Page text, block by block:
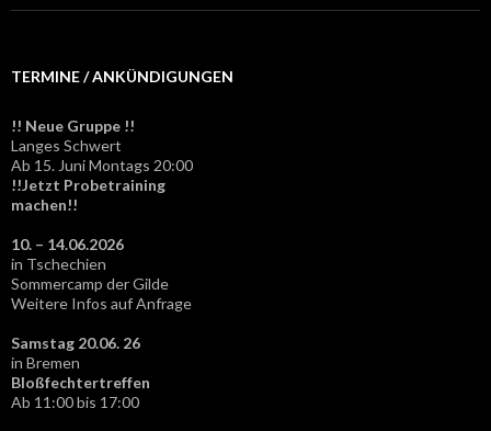
TERMINE / ANKÜNDIGUNGEN
!! Neue Gruppe !!
Langes Schwert
Ab 15. Juni Montags 20:00
!!Jetzt Probetraining
machen!!
10. – 14.06.2026
in Tschechien
Sommercamp der Gilde
Weitere Infos auf Anfrage
Samstag 20.06. 26
in Bremen
Bloßfechtertreffen
Ab 11:00 bis 17:00